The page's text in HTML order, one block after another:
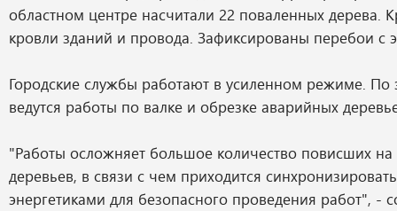
областном центре насчитали 22 поваленных дерева.
кровли зданий и провода. Зафиксированы перебои с
Городские службы работают в усиленном режиме. По
ведутся работы по валке и обрезке аварийных
"Работы осложняет большое количество повисших на
деревьев, в связи с чем приходится
энергетиками для безопасного проведения работ", -